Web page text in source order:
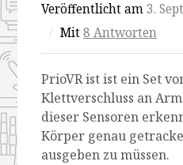
Veröffentlicht am3.
/ Mit8 Antworten
PrioVR ist ist ein Set
Klettverschluss an
dieser Sensoren
Körper genau
ausgeben zu müssen.